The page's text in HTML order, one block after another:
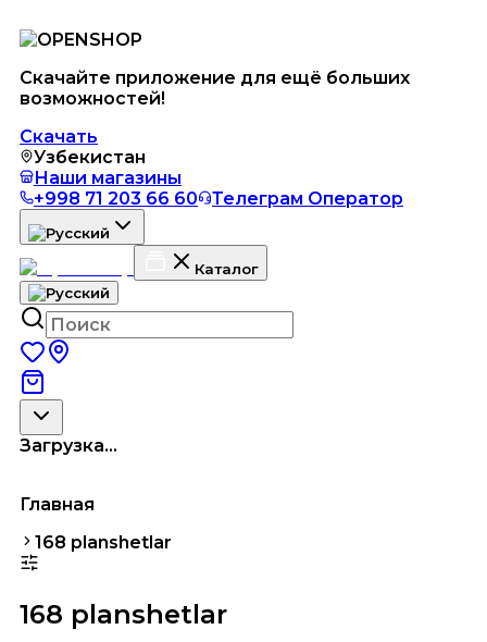
Скачайте приложение для ещё больших
возможностей!
Скачать
Узбекистан
Наши магазины
+998 71 203 66 60
Телеграм Оператор
Каталог
Загрузка...
Главная
168 planshetlar
168 planshetlar